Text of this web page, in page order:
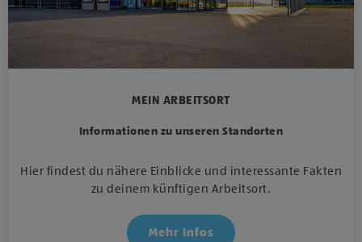
MEIN ARBEITSORT
Informationen zu unseren Standorten
Hier findest du nähere Einblicke und interessante Fakten
zu deinem künftigen Arbeitsort.
Mehr Infos